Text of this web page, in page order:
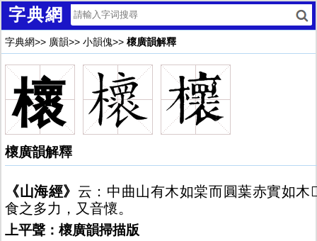
字典網
字典網>> 廣韻>> 小韻傀>> 櫰廣韻解釋
櫰
櫰廣韻解釋
《山海經》 云：中曲山有木如棠而圓葉赤實如木
食之多力，又音懷。
上平聲：櫰廣韻掃描版